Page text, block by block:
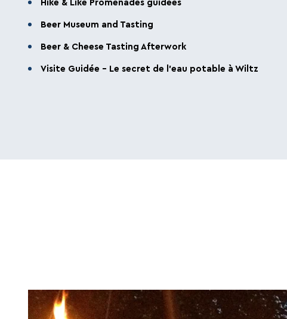
exactement ce que Wiltz a à vous offrir.
Hike & Like Promenades guidées
Beer Museum and Tasting
Beer & Cheese Tasting Afterwork
Visite Guidée - Le secret de l'eau potable à Wiltz